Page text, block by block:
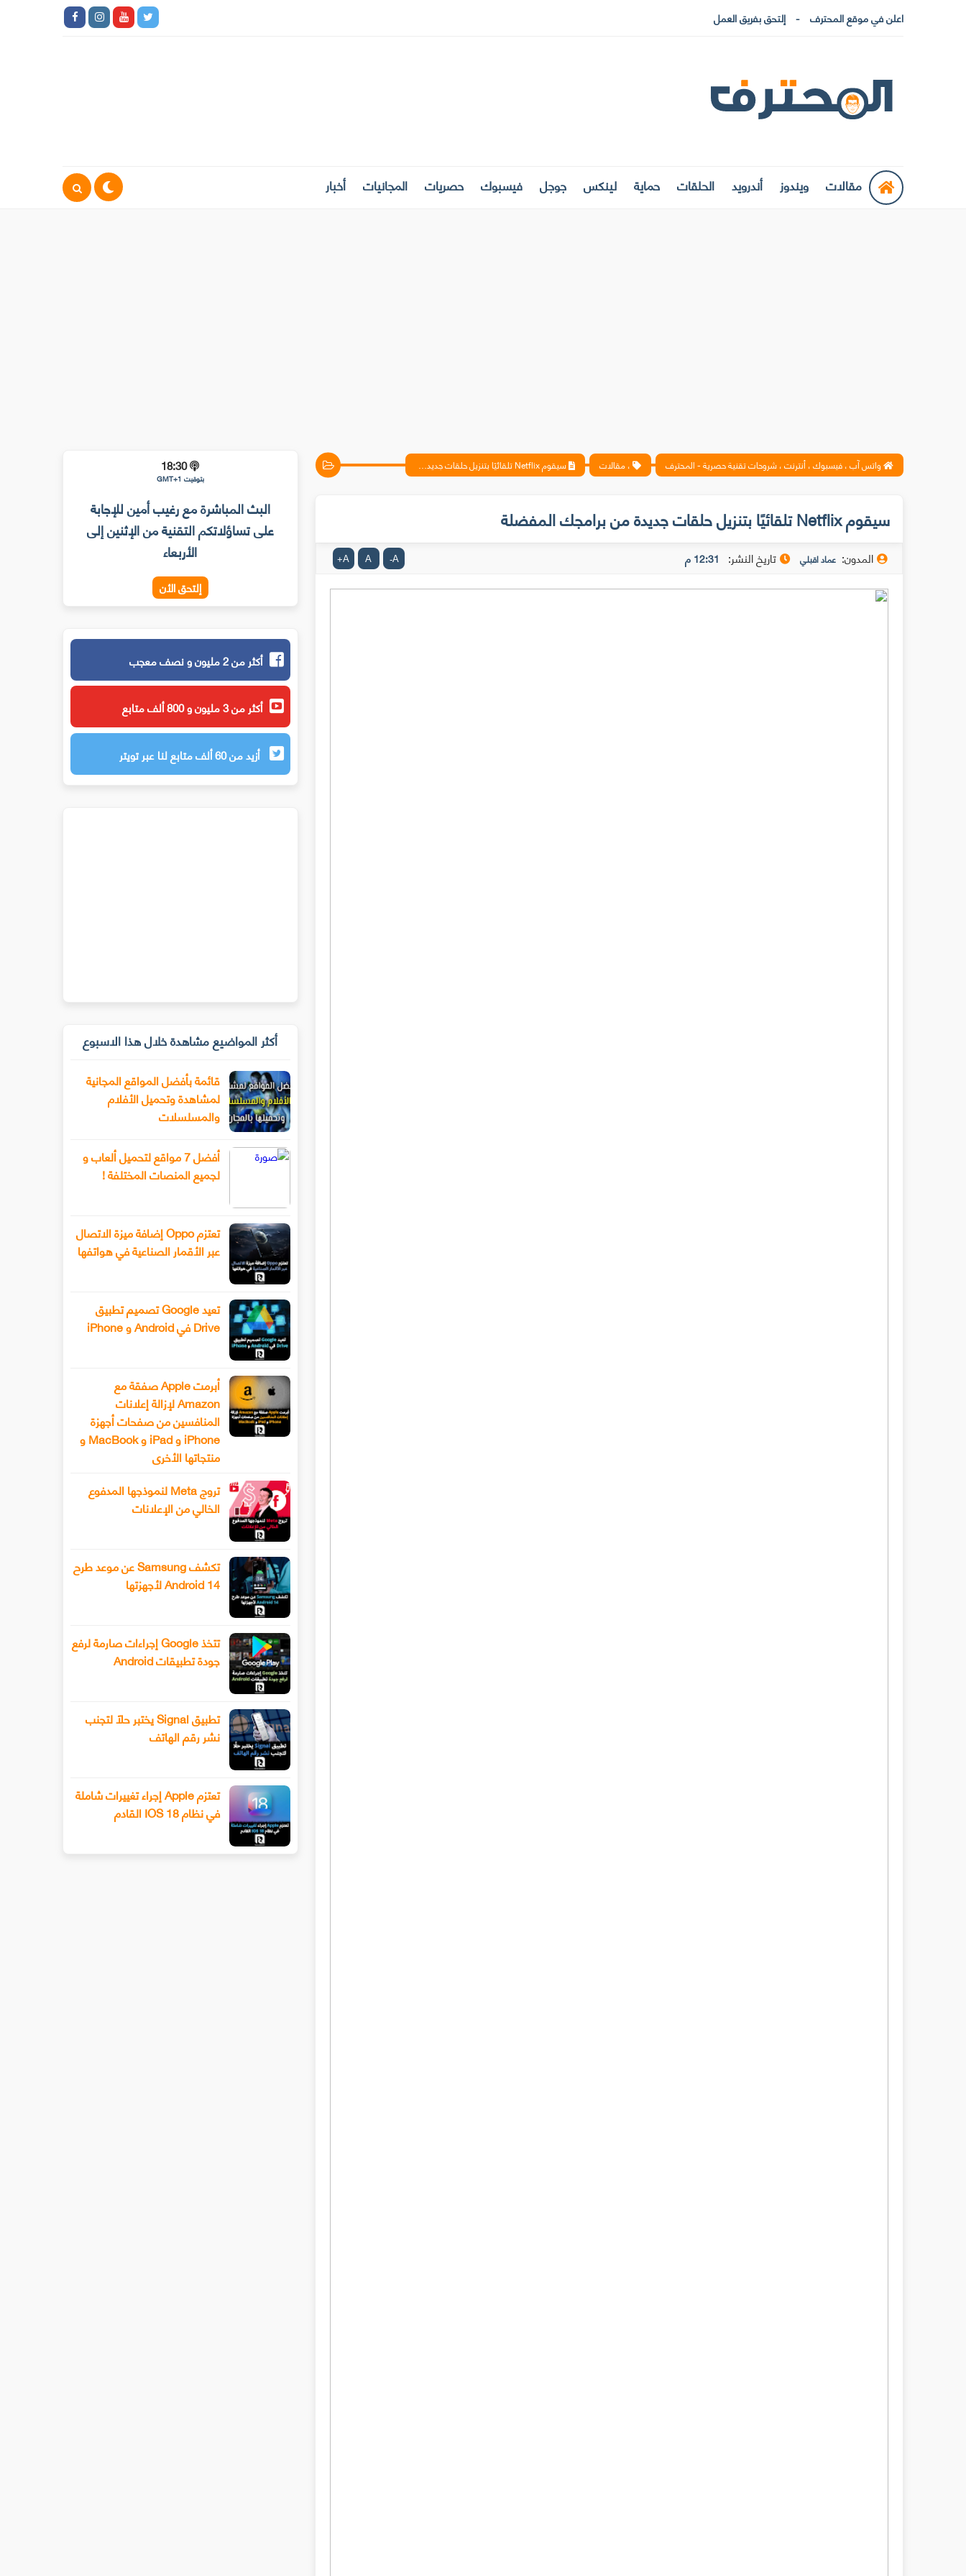
اعلن في موقع المحترف إلتحق بفريق العمل
مقالات ويندوز أندرويد الحلقات حماية لينكس جوجل فيسبوك حصريات المجانيات أخبار
واتس آب ، فيسبوك ، أنترنت ، شروحات تقنية حصرية - المحترف ، مقالات سيقوم Netflix تلقائيًا بتنزيل حلقات جديدة من برامجك المفضلة
سيقوم Netflix تلقائيًا بتنزيل حلقات جديدة من برامجك المفضلة
المدون: عماد اقبلي تاريخ النشر: 12:31 م A
-
A
A
+
18:30
بتوقيت GMT+1
البث المباشرة مع رغيب أمين للإجابة
على تساؤلاتكم التقنية من الإثنين إلى
الأربعاء
إلتحق الأن
أكثر من 2 مليون و نصف معجب
أكثر من 3 مليون و 800 ألف متابع
أزيد من 60 ألف متابع لنا عبر تويتر
أكثر المواضيع مشاهدة خلال هذا الاسبوع
قائمة بأفضل المواقع المجانية
لمشاهدة وتحميل الأفلام
والمسلسلات
أفضل 7 مواقع لتحميل ألعاب و
لجميع المنصات المختلفة !
تعتزم Oppo إضافة ميزة الاتصال
عبر الأقمار الصناعية في هواتفها
تعيد Google تصميم تطبيق
Drive في Android و iPhone
أبرمت Apple صفقة مع
Amazon لإزالة إعلانات
المنافسين من صفحات أجهزة
iPhone و iPad و MacBook و
منتجاتها الأخرى
تروج Meta لنموذجها المدفوع
الخالي من الإعلانات
تكشف Samsung عن موعد طرح
Android 14 لأجهزتها
تتخذ Google إجراءات صارمة لرفع
جودة تطبيقات Android
تطبيق Signal يختبر حلًا لتجنب
نشر رقم الهاتف
تعتزم Apple إجراء تغييرات شاملة
في نظام IOS 18 القادم